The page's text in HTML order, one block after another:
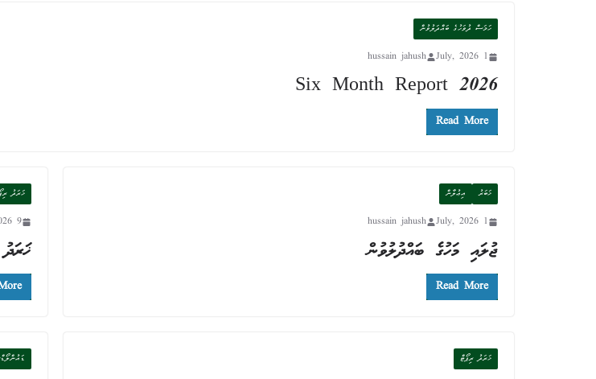
ހަމަސް ދުވަހުގެ ބައްދަލުވުން
1 July, 2026
hussain jahush
Six Month Report 2026
Read More
ޚަބަރު އިޢުލާން
1 July, 2026
hussain jahush
ޖުލައި މަހުގެ ބައްދުލުވުން
Read More
ޚަރަދު
9 April, 2026
ޚަރަދު
ޚަރަދު ރިޕޯޓް